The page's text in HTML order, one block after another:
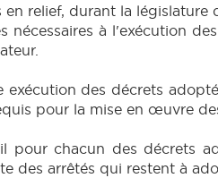
en relief, durant la
nécessaires à l'exécution
exécution des décrets
pour la mise en œuvre
pour chacun des décrets
des arrêtés qui restent à